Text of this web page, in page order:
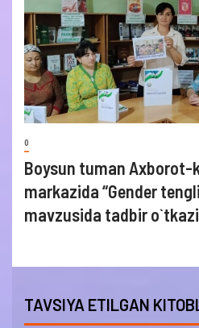
0
Boysun tuman Axborot-
markazida “Gender
mavzusida tadbir
TAVSIYA ETILGAN